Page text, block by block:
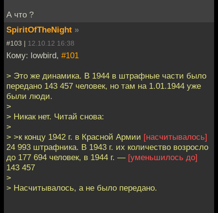
А что ?
SpiritOfTheNight »
#103 | 12.10.12 16:38
Кому: lowbird, #101
> Это же динамика. В 1944 в штрафные части было
передано 143 457 человек, но там на 1.01.1944 уже
были люди.
>
> Никак нет. Читай снова:
>
> >к концу 1942 г. в Красной Армии [насчитывалось]
24 993 штрафника. В 1943 г. их количество возросло
до 177 694 человек, в 1944 г. — [уменьшилось до]
143 457
>
> Насчитывалось, а не было передано.